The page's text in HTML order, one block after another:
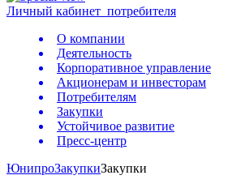
Личный кабинет потребителя
О компании
Деятельность
Корпоративное управление
Акционерам и инвесторам
Потребителям
Закупки
Устойчивое развитие
Пресс-центр
ЮнипроЗакупкиЗакупки